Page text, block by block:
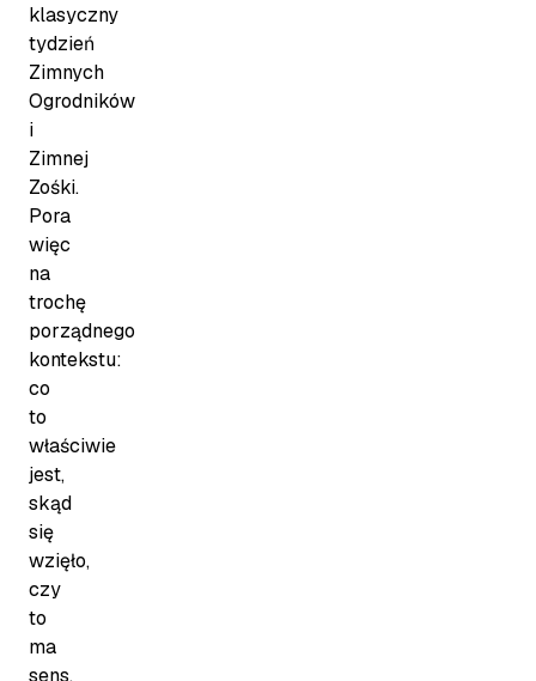
klasyczny
tydzień
Zimnych
Ogrodników
i
Zimnej
Zośki.
Pora
więc
na
trochę
porządnego
kontekstu:
co
to
właściwie
jest,
skąd
się
wzięło,
czy
to
ma
sens,